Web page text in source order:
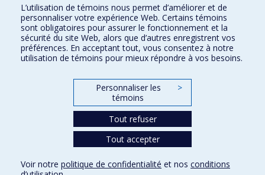
Nous trouver
Plan du site
Accessibilité
Conditions d’utilisation
L’utilisation de témoins nous permet d’améliorer et de
personnaliser votre expérience Web. Certains témoins
sont obligatoires pour assurer le fonctionnement et la
sécurité du site Web, alors que d’autres enregistrent vos
préférences. En acceptant tout, vous consentez à notre
utilisation de témoins pour mieux répondre à vos besoins.
Personnaliser les
témoins
>
Tout refuser
Tout accepter
Voir notre politique de confidentialité et nos conditions